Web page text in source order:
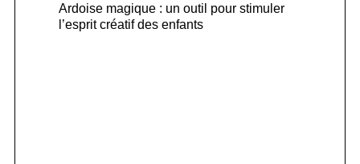
Ardoise magique : un outil pour stimuler
l’esprit créatif des enfants